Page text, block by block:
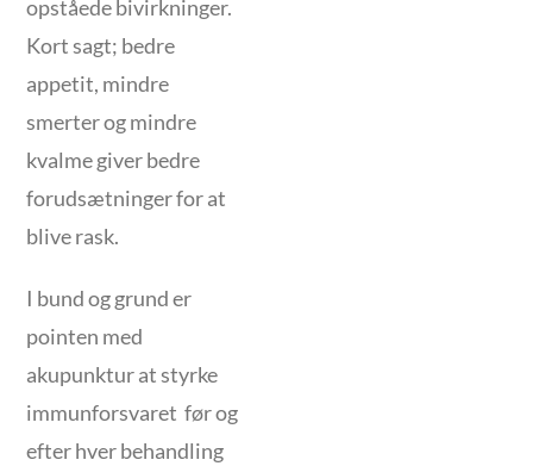
opståede bivirkninger.
Kort sagt; bedre
appetit, mindre
smerter og mindre
kvalme giver bedre
forudsætninger for at
blive rask.
I bund og grund er
pointen med
akupunktur at styrke
immunforsvaret før og
efter hver behandling